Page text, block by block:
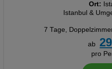
Ort:
Istanbul &
7 Tage,
ab
pro